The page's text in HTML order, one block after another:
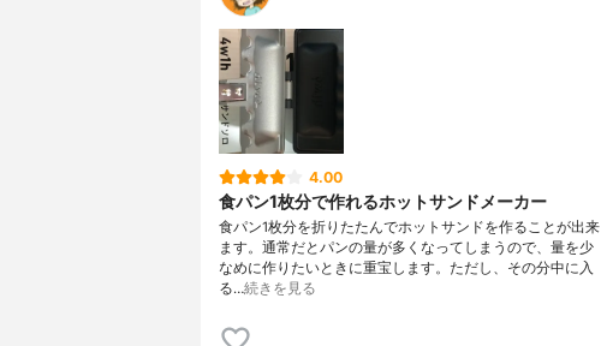
4.00
食パン1枚分で作れるホットサンドメーカー
食パン1枚分を折りたたんでホットサンドを作ることが出来
ます。通常だとパンの量が多くなってしまうので、量を少
なめに作りたいときに重宝します。ただし、その分中に入
る…続きを見る